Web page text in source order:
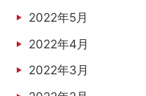
2022年5月
2022年4月
2022年3月